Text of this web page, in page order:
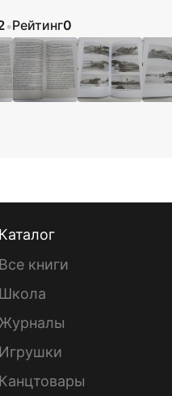
•Рейтинг0
Каталог
Все книги
Школа
Журналы
Игрушки
Канцтовары